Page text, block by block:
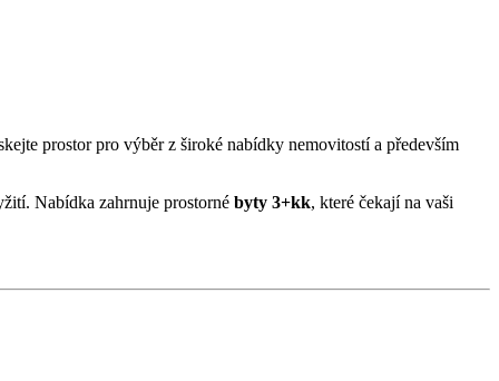
prostor pro výběr z široké nabídky nemovitostí a především
Nabídka zahrnuje prostorné byty 3+kk, které čekají na vaši